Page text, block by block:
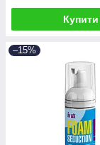
Купити
–15%